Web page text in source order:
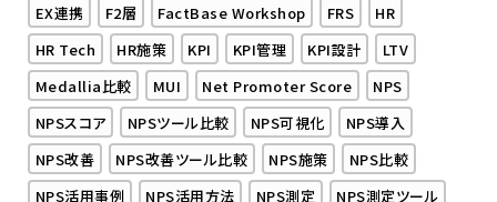
EX連携
F2層 FactBase Workshop FRS
HR
HR Tech
HR施策 KPI KPI管理 KPI設計
LTV
Medallia比較
MUI Net Promoter Score
NPS
NPSスコア
NPSツール比較 NPS可視化
NPS導入
NPS改善
NPS改善ツール比較 NPS施策
NPS比較
NPS活用事例
NPS活用方法 NPS測定
NPS測定ツール